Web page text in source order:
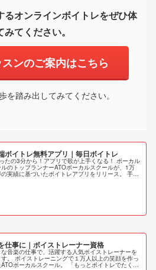
るオンラインボイトレをぜひ体
みてください。
ンのご案内はこちら
を踏み出してみてください。
ボイトレ無料アプリ｜毎日ボイトレ
たの3分から！アプリで歌が上手くなる！ ボーカル
ルのトップランナーATOボーカルスクールが、1万
の実績に基づいたボイトレアプリをリリース。 手軽
仕事に｜ボイストレーナー資格
音楽の仕事で、活躍する人気ボイストレーナーを
。 ボイストレーニングで１万人以上の笑顔を作っ
ボーカルスクール。 「もっとボイトレでたくさ